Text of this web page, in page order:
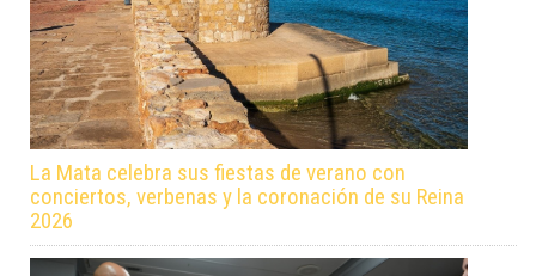
La Mata celebra sus fiestas de verano con
conciertos, verbenas y la coronación de su Reina
2026